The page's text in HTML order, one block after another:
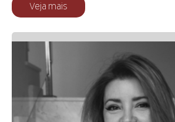
Veja mais